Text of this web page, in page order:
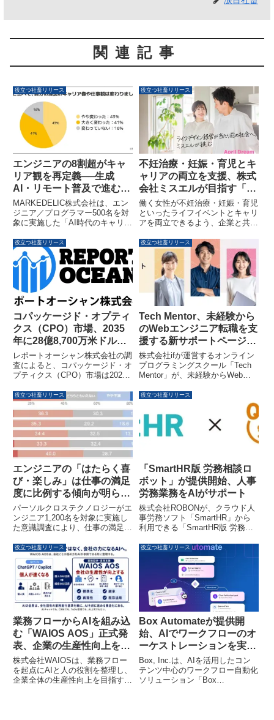
関連記事
役立つ社畜リリース
エンジニアの8割超がキャ
リア観を再定義──生成
AI・リモート普及で進む
「可変型キャリア」
MARKEDELIC株式会社は、エン
ジニア／プログラマー500名を対
象に実施した「AI時代のキャリア
た。生成AIの進展やリモートワー
クの普及など、環境変化の中でエ
ンジニアの8割以上がキャリア観
を変化させていることが明らかに
なり、固定型ではなく「選べる状
態」を求める「可変型キャリア」
への移行が進んでいることが示さ
れています。
役立つ社畜リリース
不妊治療・妊娠・育児とキ
ャリアの両立を支援、株式
会社ミスエルが目指す「ラ
イフデザイン経営が当たり
前の社会」
働く女性が不妊治療・妊娠・育児
といったライフイベントとキャリ
アを両立できるよう、企業と共に
株式会社ミスエルが、健康とキャ
リアの支援チーム「ミスエル」を
通じて個人と組織のウェルビーイ
ング向上に貢献します。
役立つ社畜リリース
コパッケージド・オプティ
クス（CPO）市場、2035
年に28億8,700万米ドルへ
拡大予測 – AIデータセンタ
ーと高速光通信需要が成長
を加速
レポートオーシャン株式会社の調
査によると、コパッケージド・オ
プティクス（CPO）市場は2025
年には28億8,700万米ドルへと拡
大し、年平均36.2％の高い成長率
で推移すると予測されています。
生成AI、高性能コンピューティン
グ（HPC）、クラウドサービ
ス、ハイパースケールデータセン
ターの急速な拡張が、この市場成
長の主要因です。CPO技術は、
従来の電気配線中心の通信構造が
抱える帯域幅、消費電力、発熱と
いった課題を解決し、AI時代のイ
ンフラ競争力を左右する重要な技
術として注目を集めています。
役立つ社畜リリース
Tech Mentor、未経験から
のWebエンジニア転職を支
援する新サポートページを
公開 – キャリア直結の伴走
支援を本格展開
株式会社ifが運営するオンライン
プログラミングスクール「Tech
Mentor」が、未経験からWebエ
す方向けの転職サポートページを
公開しました。オーダーメイドカ
リキュラムと現役エンジニアによ
るマンツーマンサポート、そして
転職成功率96%の実績を持つ一貫
功を強力に後押しします。
役立つ社畜リリース
エンジニアの「はたらく喜
び・楽しみ」は仕事の満足
度に比例する傾向が明らか
に
パーソルクロステクノロジーがエ
ンジニア1,200名を対象に実施し
た意識調査により、仕事の満足度
「喜び・楽しみ」も高い傾向があ
ることが判明しました。はたらき
やすさを土台としつつ、仕事のや
りがいや貢献実感といった内面的
な要素がWell-beingを後押しする
可能性が示唆されています。
役立つ社畜リリース
「SmartHR版 労務相談ロ
ボット」が提供開始、人事
労務業務をAIがサポート
株式会社ROBONが、クラウド人
事労務ソフト「SmartHR」から
利用できる「SmartHR版 労務相
20日より開始しました。これに
より、労務相談の初動対応におけ
る情報収集をAIが支援し、人事労
務担当者の業務負担を軽減しま
役立つ社畜リリース
業務フローからAIを組み込
む「WAIOS AOS」正式発
表、企業の生産性向上を支
援
株式会社WAIOSは、業務フロー
を起点にAIと人の役割を整理し、
企業全体の生産性向上を目指すAI
役立つ社畜リリース
Box Automateが提供開
始、AIでワークフローのオ
ーケストレーションを実現
します
Box, Inc.は、AIを活用したコン
テンツ中心のワークフロー自動化
ソリューション「Box